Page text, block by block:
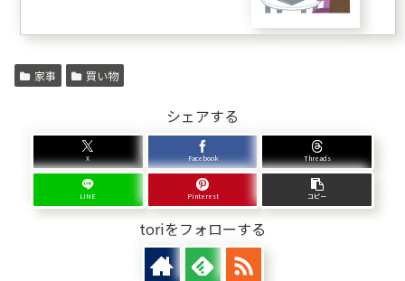
家事 買い物
シェアする
X Facebook Threads
LINE Pinterest コピー
toriをフォローする